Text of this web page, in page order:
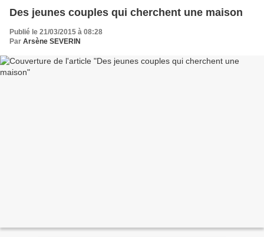
Des jeunes couples qui cherchent une maison
Publié le 21/03/2015 à 08:28
Par Arsène SEVERIN